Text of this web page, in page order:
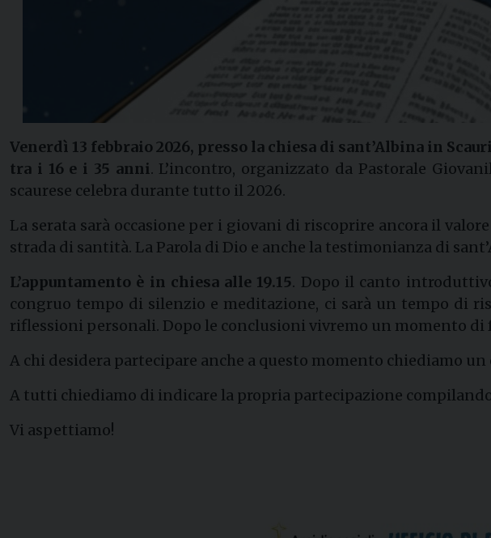
Venerdì 13 febbraio 2026, presso la chiesa di sant’Albina in
tra i 16 e i 35 anni. L’incontro, organizzato da Pastorale
scaurese celebra durante tutto il 2026.
La serata sarà occasione per i giovani di riscoprire ancora il
strada di santità. La Parola di Dio e anche la testimonianza di
L’appuntamento è in chiesa alle 19.15. Dopo il canto
congruo tempo di silenzio e meditazione, ci sarà un tempo di
riflessioni personali. Dopo le conclusioni vivremo un momento di
A chi desidera partecipare anche a questo momento chiediamo
A tutti chiediamo di indicare la propria partecipazione
​Vi aspettiamo!